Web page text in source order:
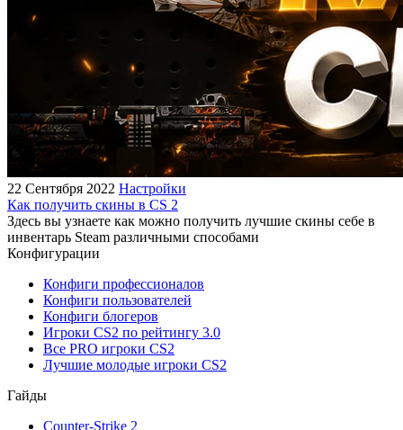
22 Сентября 2022 Настройки
Как получить скины в CS 2
Здесь вы узнаете как можно получить лучшие скины себе в
инвентарь Steam различными способами
Конфигурации
Конфиги профессионалов
Конфиги пользователей
Конфиги блогеров
Игроки CS2 по рейтингу 3.0
Все PRO игроки CS2
Лучшие молодые игроки CS2
Гайды
Counter-Strike 2